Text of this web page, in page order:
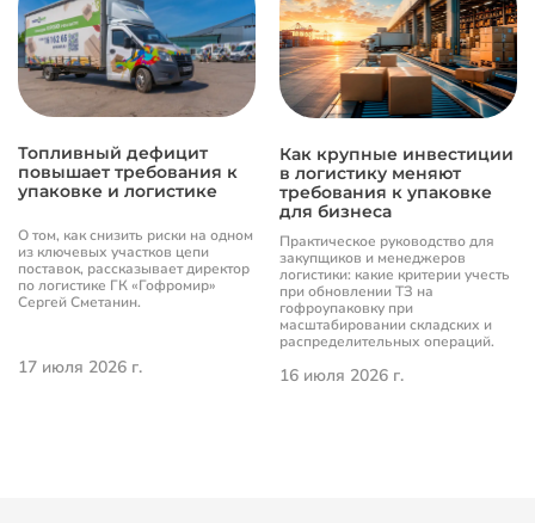
Топливный дефицит
повышает требования к
упаковке и логистике
О том, как снизить риски на одном
из ключевых участков цепи
поставок, рассказывает директор
по логистике ГК «Гофромир»
Сергей Сметанин.
17 июля 2026 г.
Как крупные инвестиции
в логистику меняют
требования к упаковке
для бизнеса
Практическое руководство для
закупщиков и менеджеров
логистики: какие критерии учесть
при обновлении ТЗ на
гофроупаковку при
масштабировании складских и
распределительных операций.
16 июля 2026 г.